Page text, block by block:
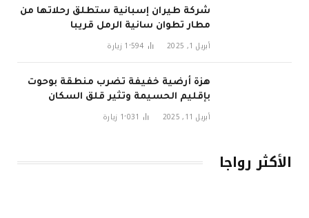
شركة طيران إسبانية ستطلق رحلاتها من
مطار تطوان سانية الرمل قريبا
أبريل 1, 2025 1٬594 زيارة
هزة أرضية خفيفة تضرب منطقة بوحوت
بإقليم الحسيمة وتثير قلق السكان
أبريل 11, 2025 1٬031 زيارة
الأكثر رواجا